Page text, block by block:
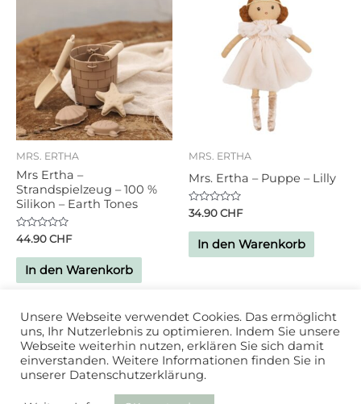
MRS. ERTHA
Mrs Ertha –
Strandspielzeug – 100 %
Silikon – Earth Tones
Bewertet
mit
0
von
44.90CHF
In den Warenkorb
MRS. ERTHA
Mrs. Ertha – Puppe – Lilly
Bewertet
mit
0
von
34.90CHF
In den Warenkorb
Unsere Webseite verwendet Cookies. Das ermöglicht
uns, Ihr Nutzerlebnis zu optimieren. Indem Sie unsere
Webseite weiterhin nutzen, erklären Sie sich damit
einverstanden. Weitere Informationen finden Sie in
unserer Datenschutzerklärung.